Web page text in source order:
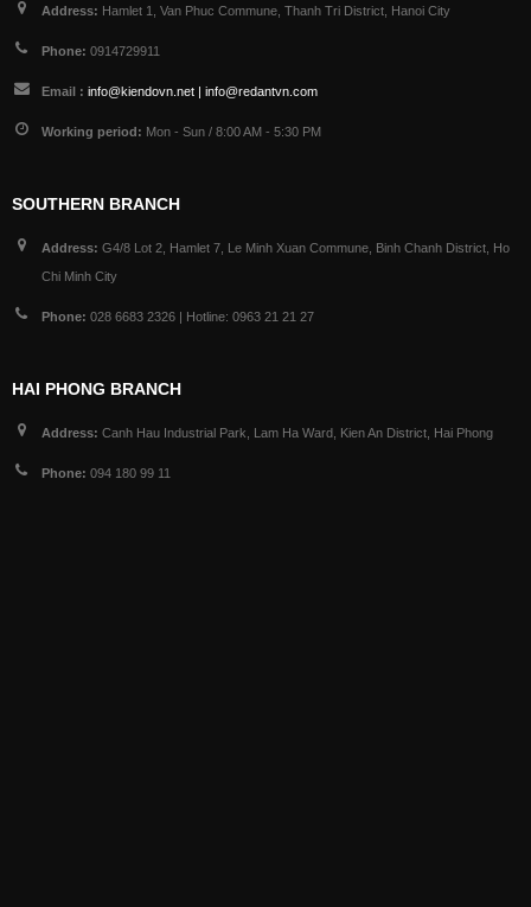
Address: Hamlet 1, Van Phuc Commune, Thanh Tri District, Hanoi City
Phone: 0914729911
Email : info@kiendovn.net | info@redantvn.com
Working period: Mon - Sun / 8:00 AM - 5:30 PM
SOUTHERN BRANCH
Address: G4/8 Lot 2, Hamlet 7, Le Minh Xuan Commune, Binh Chanh District, Ho
Chi Minh City
Phone: 028 6683 2326 | Hotline: 0963 21 21 27
HAI PHONG BRANCH
Address: Canh Hau Industrial Park, Lam Ha Ward, Kien An District, Hai Phong
Phone: 094 180 99 11